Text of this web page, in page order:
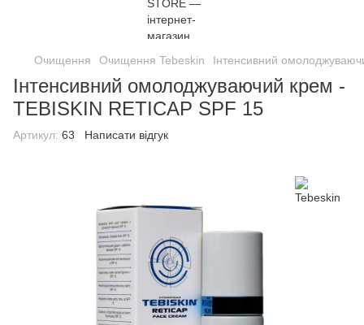
Очищення Очищення Tebeskin Інтенсивний
Інтенсивний омолоджуваючий крем -
TEBISKIN RETICAP SPF 15
Артикул: 63 Написати відгук